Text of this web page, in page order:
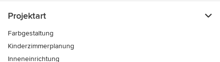
Projektart
Farbgestaltung
Kinderzimmerplanung
Inneneinrichtung